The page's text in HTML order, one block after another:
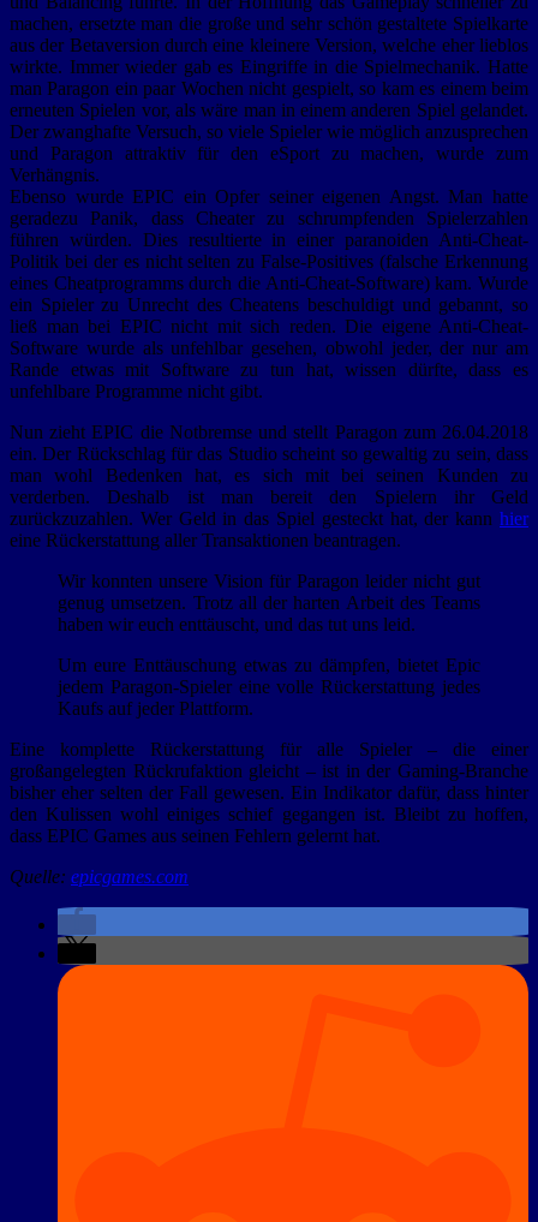
machen, ersetzte man die große und sehr schön gestaltete Spielkarte
aus der Betaversion durch eine kleinere Version, welche eher lieblos
wirkte. Immer wieder gab es Eingriffe in die Spielmechanik. Hatte
man Paragon ein paar Wochen nicht gespielt, so kam es einem beim
erneuten Spielen vor, als wäre man in einem anderen Spiel gelandet.
Der zwanghafte Versuch, so viele Spieler wie möglich anzusprechen
und Paragon attraktiv für den eSport zu machen, wurde zum
Verhängnis.
Ebenso wurde EPIC ein Opfer seiner eigenen Angst. Man hatte
geradezu Panik, dass Cheater zu schrumpfenden Spielerzahlen
führen würden. Dies resultierte in einer paranoiden Anti-Cheat-
Politik bei der es nicht selten zu False-Positives (falsche Erkennung
eines Cheatprogramms durch die Anti-Cheat-Software) kam. Wurde
ein Spieler zu Unrecht des Cheatens beschuldigt und gebannt, so
ließ man bei EPIC nicht mit sich reden. Die eigene Anti-Cheat-
Software wurde als unfehlbar gesehen, obwohl jeder, der nur am
Rande etwas mit Software zu tun hat, wissen dürfte, dass es
unfehlbare Programme nicht gibt.
Nun zieht EPIC die Notbremse und stellt Paragon zum 26.04.2018
ein. Der Rückschlag für das Studio scheint so gewaltig zu sein, dass
man wohl Bedenken hat, es sich mit bei seinen Kunden zu
verderben. Deshalb ist man bereit den Spielern ihr Geld
zurückzuzahlen. Wer Geld in das Spiel gesteckt hat, der kann hier
eine Rückerstattung aller Transaktionen beantragen.
Wir konnten unsere Vision für Paragon leider nicht gut
genug umsetzen. Trotz all der harten Arbeit des Teams
haben wir euch enttäuscht, und das tut uns leid.
Um eure Enttäuschung etwas zu dämpfen, bietet Epic
jedem Paragon-Spieler eine volle Rückerstattung jedes
Kaufs auf jeder Plattform.
Eine komplette Rückerstattung für alle Spieler – die einer
großangelegten Rückrufaktion gleicht – ist in der Gaming-Branche
bisher eher selten der Fall gewesen. Ein Indikator dafür, dass hinter
den Kulissen wohl einiges schief gegangen ist. Bleibt zu hoffen,
dass EPIC Games aus seinen Fehlern gelernt hat.
Quelle: epicgames.com